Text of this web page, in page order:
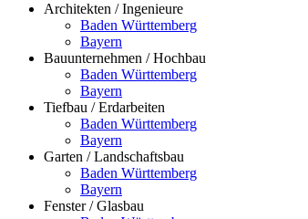
Architekten / Ingenieure
Baden Württemberg
Bayern
Bauunternehmen / Hochbau
Baden Württemberg
Bayern
Tiefbau / Erdarbeiten
Baden Württemberg
Bayern
Garten / Landschaftsbau
Baden Württemberg
Bayern
Fenster / Glasbau